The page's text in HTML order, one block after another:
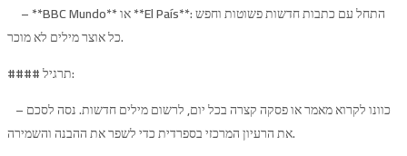
– **BBC Mundo** או **El País**: התחל עם כתבות חדשות פשוטות וחפש
כל אוצר מילים לא מוכר.
#### תרגיל:
– כוונו לקרוא מאמר או פסקה קצרה בכל יום, לרשום מילים חדשות. נסה לסכם
את הרעיון המרכזי בספרדית כדי לשפר את ההבנה והשמירה.